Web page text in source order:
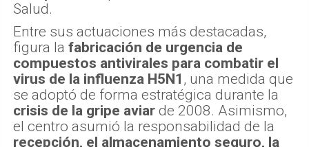
Salud.
Entre sus actuaciones más destacadas,
figura la fabricación de urgencia de
compuestos antivirales para combatir el
virus de la influenza H5N1 , una medida que
se adoptó de forma estratégica durante la
crisis de la gripe aviar de 2008. Asimismo,
el centro asumió la responsabilidad de la
recepción, el almacenamiento seguro, la